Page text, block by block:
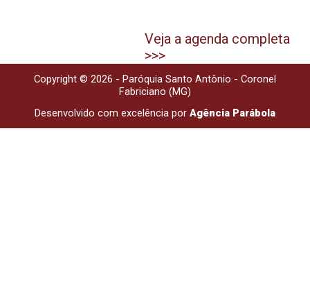
Veja a agenda completa
>>>
Copyright © 2026 - Paróquia Santo Antônio - Coronel
Fabriciano (MG)
Desenvolvido com excelência por Agência Parábola